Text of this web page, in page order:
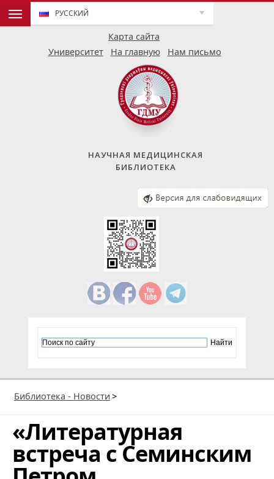
Карта сайта
РУССКИЙ
Университет На главную Нам письмо
НАУЧНАЯ МЕДИЦИНСКАЯ
БИБЛИОТЕКА
Библиотека - Новости >
«Литературная
встреча с Семинским